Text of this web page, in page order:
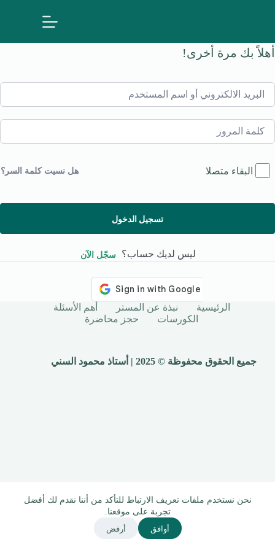
نحن نستخدم ملفات تعريف الارتباط للتأكد من أننا نقدم لك أفضل
تجربة على موقعنا.
أوافق أرفض
أهلاً بك مرة أخرى!
البقاء متصلا هل نسيت كلمة السر؟
تسجيل الدخول
ليس لديك حساب؟ سجّل الآن
الرئيسية نبذة عن المستر
أهم الأسئلة
الكورسات
حجز محاضرة
جميع الحقوق محفوظة © 2025 | أستاذ محمود السني